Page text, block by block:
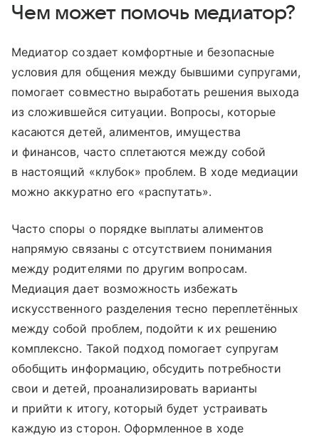
Чем может помочь медиатор?
Медиатор создает комфортные и безопасные
условия для общения между бывшими супругами,
помогает совместно выработать решения выхода
из сложившейся ситуации. Вопросы, которые
касаются детей, алиментов, имущества
и финансов, часто сплетаются между собой
в настоящий «клубок» проблем. В ходе медиации
можно аккуратно его «распутать».
Часто споры о порядке выплаты алиментов
напрямую связаны с отсутствием понимания
между родителями по другим вопросам.
Медиация дает возможность избежать
искусственного разделения тесно переплетённых
между собой проблем, подойти к их решению
комплексно. Такой подход помогает супругам
обобщить информацию, обсудить потребности
свои и детей, проанализировать варианты
и прийти к итогу, который будет устраивать
каждую из сторон. Оформленное в ходе